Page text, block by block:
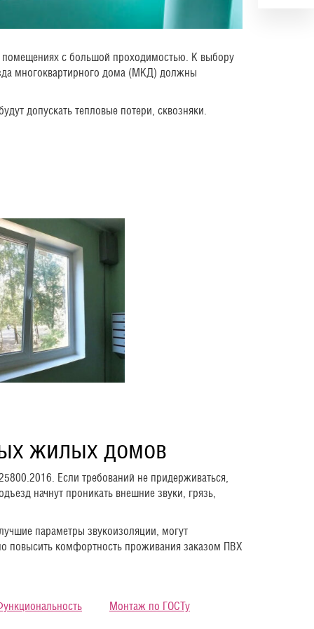
помещениях с большой проходимостью. К выбору
многоквартирного дома (МКД) должны
допускать тепловые потери, сквозняки.
жилых домов
Если требований не придерживаться,
начнут проникать внешние звуки, грязь,
параметры звукоизоляции, могут
повысить комфортность проживания заказом ПВХ
Монтаж по ГОСТу